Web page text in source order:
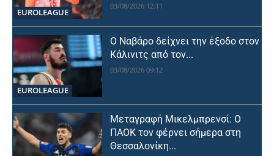
EUROLEAGUE
03/08/2026 12:11
EUROLEAGUE
Ο Ναβάρο δείχνει την έξοδο στον
Κάλινιτς από τον...
03/08/2026 09:12
Μεταγραφή Μικελμπρενσί: Ο
ΠΑΟΚ τον φέρνει σήμερα στη
Θεσσαλονίκη...